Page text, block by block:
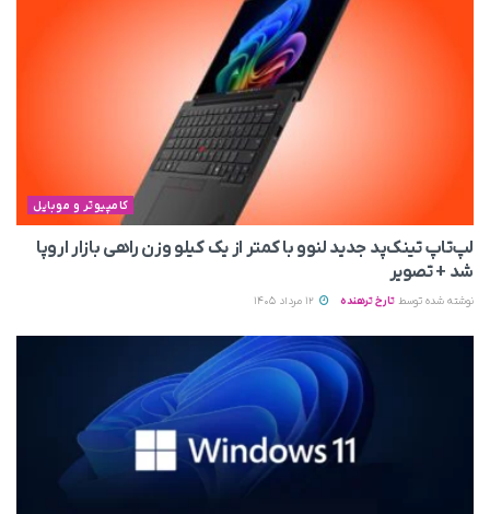
کامپیوتر و موبایل
لپ‌تاپ تینک‌پد جدید لنوو با کمتر از یک کیلو وزن راهی بازار اروپا
شد + تصویر
نوشته شده توسط تارخ ترهنده